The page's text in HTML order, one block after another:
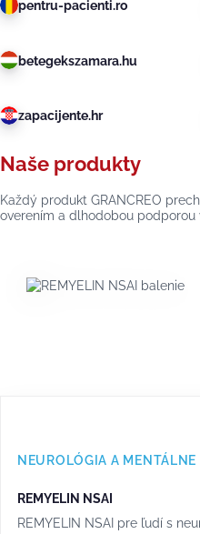
pentru-pacienti.ro
betegekszamara.hu
zapacijente.hr
Naše produkty
Každý produkt GRANCREO
overením a dlhodobou podporou
NEUROLÓGIA A MENTÁLNE
REMYELIN NSAI
REMYELIN NSAI pre ľudí s